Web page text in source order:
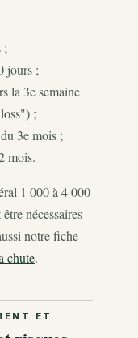
;
jours ;
la 3e semaine
;
3e mois ;
mois.
1 000 à 4 000
nécessaires
notre fiche
chute.